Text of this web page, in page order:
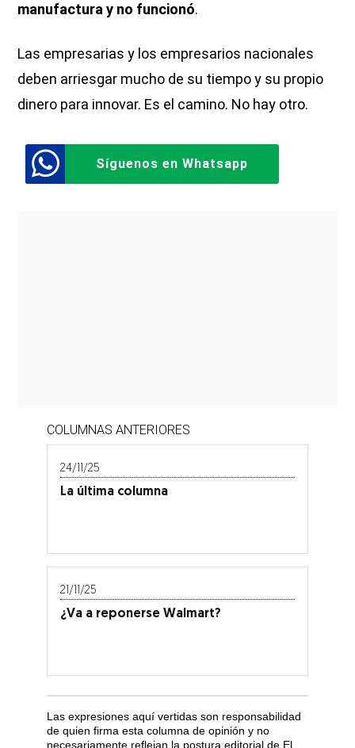
manufactura y no funcionó.
Las empresarias y los empresarios nacionales
deben arriesgar mucho de su tiempo y su propio
dinero para innovar. Es el camino. No hay otro.
Síguenos en Whatsapp
COLUMNAS ANTERIORES
24/11/25
La última columna
21/11/25
¿Va a reponerse Walmart?
Las expresiones aquí vertidas son responsabilidad
de quien firma esta columna de opinión y no
necesariamente reflejan la postura editorial de El